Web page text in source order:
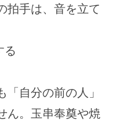
拍手は、音を立て
る
自分の前の人」
ん。玉串奉奠や焼